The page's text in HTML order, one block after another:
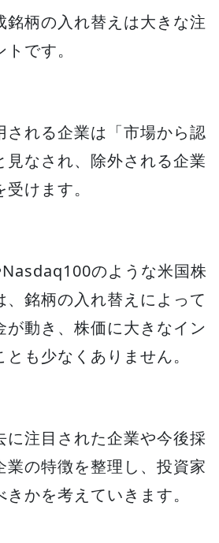
銘柄の入れ替えは大きな注
です。
される企業は「市場から認
見なされ、除外される企業
けます。
のような米国株
、銘柄の入れ替えによって
が動き、株価に大きなイン
も少なくありません。
に注目された企業や今後採
業の特徴を整理し、投資家
かを考えていきます。